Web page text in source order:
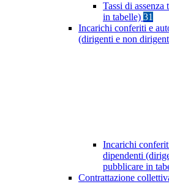
Tassi di
in tabelle) 31
Incarichi conferiti e
(dirigenti e non
Incarichi
dipendenti
pubblicare in
Contrattazione